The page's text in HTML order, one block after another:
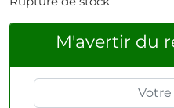
M'avertir du